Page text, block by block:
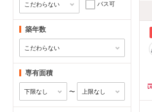
バス可
築年数
専有面積
〜